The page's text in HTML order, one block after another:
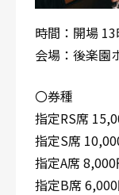
時間：開場
会場：後楽園
〇券種
指定RS席
指定S席
指定A席 8,000
指定B席